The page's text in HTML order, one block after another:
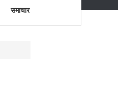
समाचार